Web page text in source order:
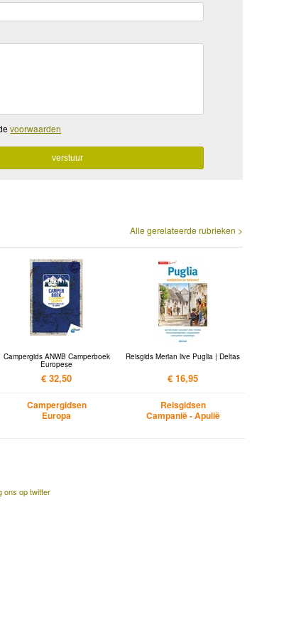
voorwaarden
Alle gerelateerde rubrieken >
Campergids ANWB Camperboek
Europese
€ 32,50
Campergidsen
Europa
Reisgids Merian live Puglia | Deltas
€ 16,95
Reisgidsen
Campanië - Apulië
ons op twitter